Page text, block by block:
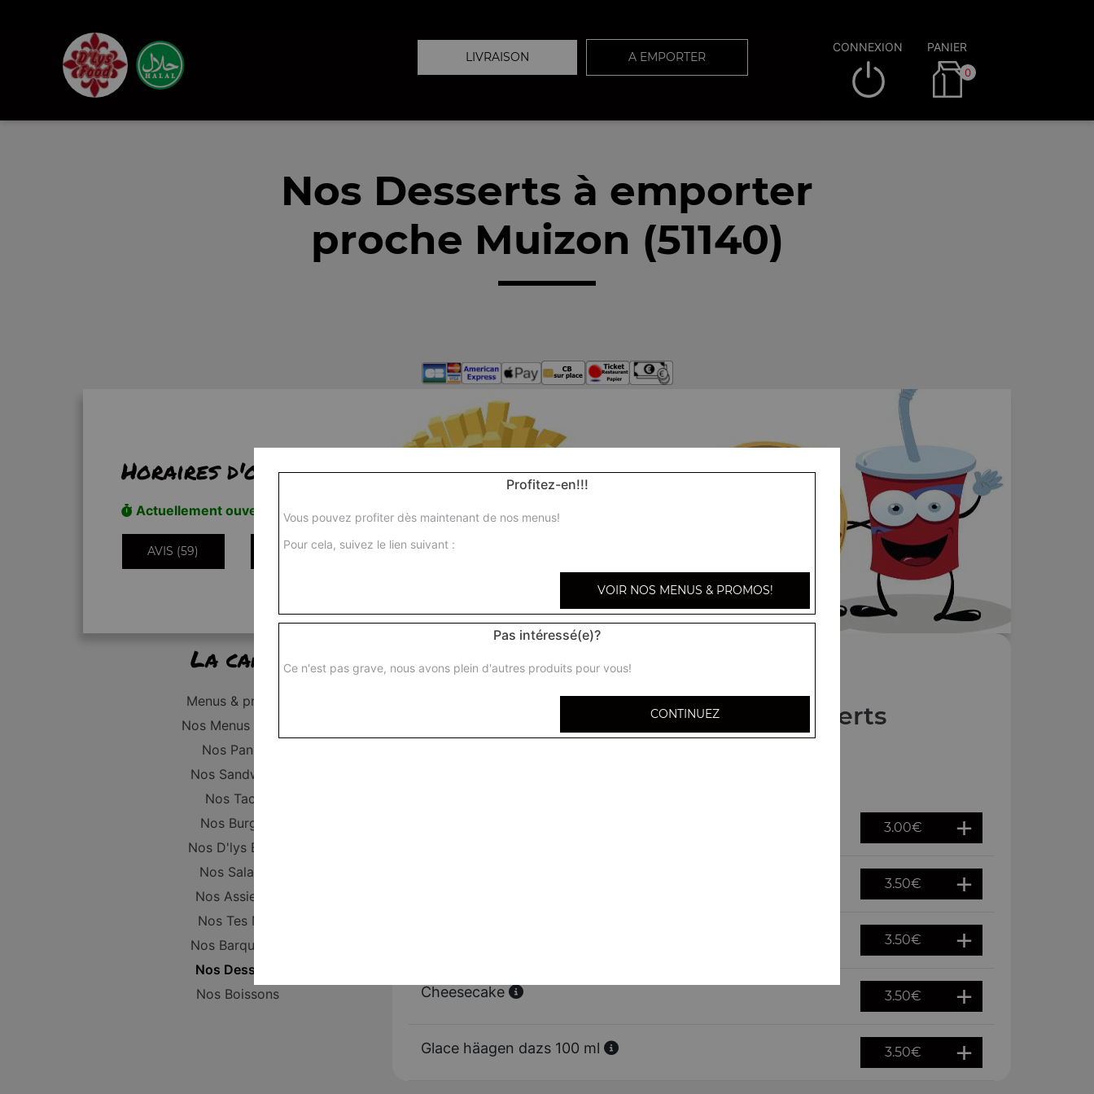
LIVRAISON A EMPORTER
CONNEXION PANIER
0
Nos Desserts à emporter
proche Muizon (51140)
Horaires d'ouverture
Actuellement ouvert
AVIS (59) INFORMATIONS
La carte
Menus & promos
Nos Menus Enfant
Nos Paninis
Nos Sandwichs
Nos Tacos
Nos Burgers
Nos D'lys Bowls
Nos Salades
Nos Assiettes
Nos Tes Mex
Nos Barquettes
Nos Desserts
Nos Boissons
Nos Desserts
3.00€
3.50€
3.50€
Cheesecake 3.50€
Glace häagen dazs 100 ml 3.50€
Profitez-en!!!
Vous pouvez profiter dès maintenant de nos menus!
Pour cela, suivez le lien suivant :
VOIR NOS MENUS & PROMOS!
Pas intéressé(e)?
Ce n'est pas grave, nous avons plein d'autres produits pour vous!
CONTINUEZ